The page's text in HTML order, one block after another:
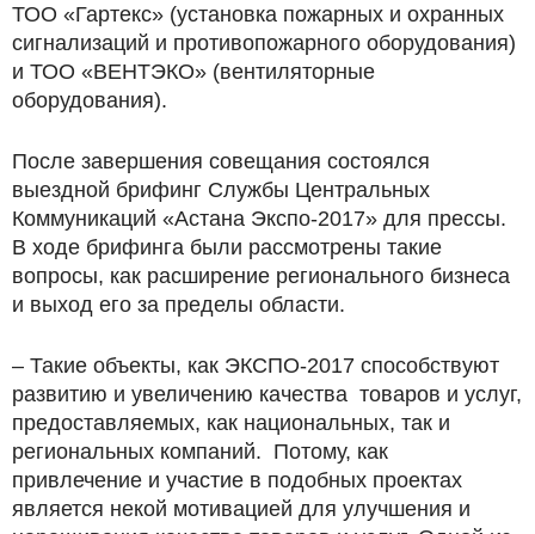
ТОО «Гартекс» (установка пожарных и охранных
сигнализаций и противопожарного оборудования)
и ТОО «ВЕНТЭКО» (вентиляторные
оборудования).
После завершения совещания состоялся
выездной брифинг Службы Центральных
Коммуникаций «Астана Экспо-2017» для прессы.
В ходе брифинга были рассмотрены такие
вопросы, как расширение регионального бизнеса
и выход его за пределы области.
– Такие объекты, как ЭКСПО-2017 способствуют
развитию и увеличению качества товаров и услуг,
предоставляемых, как национальных, так и
региональных компаний. Потому, как
привлечение и участие в подобных проектах
является некой мотивацией для улучшения и